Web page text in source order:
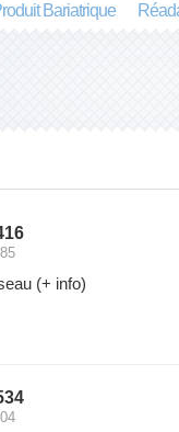
Bariatrique
(+ info)